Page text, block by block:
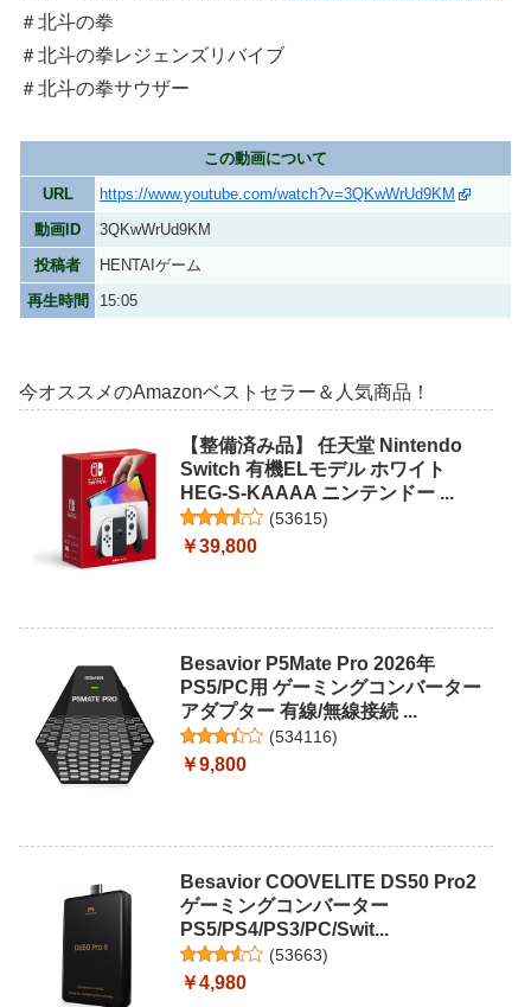
＃北斗の拳
＃北斗の拳レジェンズリバイブ
＃北斗の拳サウザー
この動画について
URL
https://www.youtube.com/watch?v=3QKwWrUd9KM
動画ID
3QKwWrUd9KM
投稿者
HENTAIゲーム
再生時間
15:05
今オススメのAmazonベストセラー＆人気商品！
【整備済み品】 任天堂 Nintendo
Switch 有機ELモデル ホワイト
HEG-S-KAAAA ニンテンドー ...
(53615)
￥39,800
Besavior P5Mate Pro 2026年
PS5/PC用 ゲーミングコンバーター
アダプター 有線/無線接続 ...
(534116)
￥9,800
Besavior COOVELITE DS50 Pro2
ゲーミングコンバーター
PS5/PS4/PS3/PC/Swit...
(53663)
￥4,980